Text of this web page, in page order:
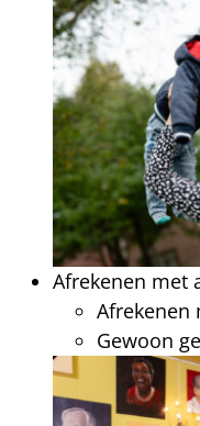
Afrekenen met
Afrekenen
Gewoon